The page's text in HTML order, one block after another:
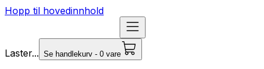
Hopp til hovedinnhold
Laster... Se handlekurv - 0 vare